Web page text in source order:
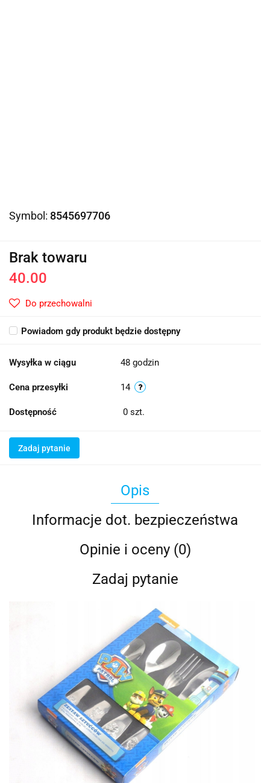
Symbol: 8545697706
Brak towaru
40.00
Do przechowalni
Powiadom gdy produkt będzie dostępny
Wysyłka w ciągu 48 godzin
Cena przesyłki 14
Dostępność 0 szt.
Zadaj pytanie
Opis
Informacje dot. bezpieczeństwa
Opinie i oceny (0)
Zadaj pytanie